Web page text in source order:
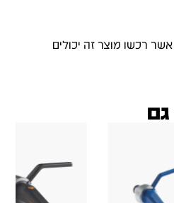
רכשו מוצר זה יכולים
גם